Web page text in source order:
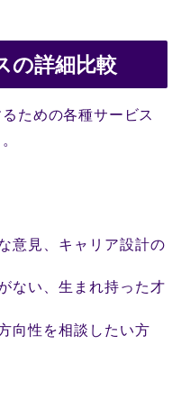
の詳細比較
ための各種サービス
意見、キャリア設計の
ない、生まれ持った才
向性を相談したい方